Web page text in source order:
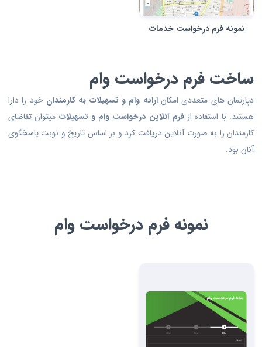
نمونه فرم درخواست خدمات
ساخت فرم درخواست وام
دپارتمان های متعددی امکانارائه وام و تسهیلات به کارمندان خود را دارا
هستند. با استفاده ازفرم آنلاین درخواست وام و تسهیلات میتوان تقاضای
کارمندان را به صورت آنلاین دریافت کرد و بر اساس تاریخ و نوبت پاسخگوی
آنان بود.
نمونه فرم درخواست وام